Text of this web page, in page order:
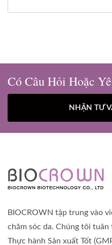
Có Câu Hỏi Hoặc
NHẬN TƯ
BIOCROWN tập trung vào
chăm sóc da. Chúng tôi
Thực hành Sản xuất Tốt